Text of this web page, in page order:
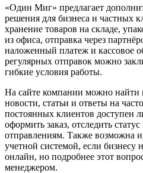
«Один Миг» предлагает
решения для бизнеса и частных
хранение товаров на складе,
из офиса, отправка через
наложенный платеж и кассовое
регулярных отправок можно
гибкие условия работы.
На сайте компании можно найти
новости, статьи и ответы на
постоянных клиентов доступен
оформить заказ, отследить
отправлениям. Также возможна
учетной системой, если бизнесу
онлайн, но подробнее этот
менеджером.